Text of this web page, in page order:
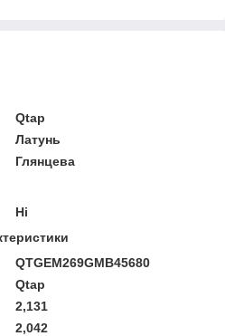
Qtap
Латунь
Глянцева
Ні
QTGEM269GMB45680
Qtap
2,131
2,042